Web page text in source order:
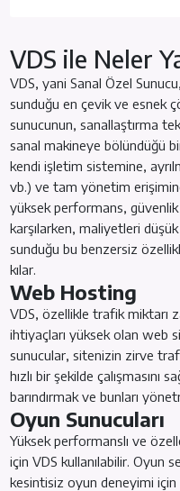
VDS ile Neler
VDS, yani Sanal Özel
sunduğu en çevik ve esnek
sunucunun, sanallaştırma
sanal makineye bölündüğü
kendi işletim sistemine,
vb.) ve tam yönetim erişimine
yüksek performans, güvenlik
karşılarken, maliyetleri
sunduğu bu benzersiz
kılar.
Web Hosting
VDS, özellikle trafik miktarı
ihtiyaçları yüksek olan web
sunucular, sitenizin zirve
hızlı bir şekilde çalışmasını
barındırmak ve bunları
Oyun Sunucuları
Yüksek performanslı ve
için VDS kullanılabilir. Oyun
kesintisiz oyun deneyimi için